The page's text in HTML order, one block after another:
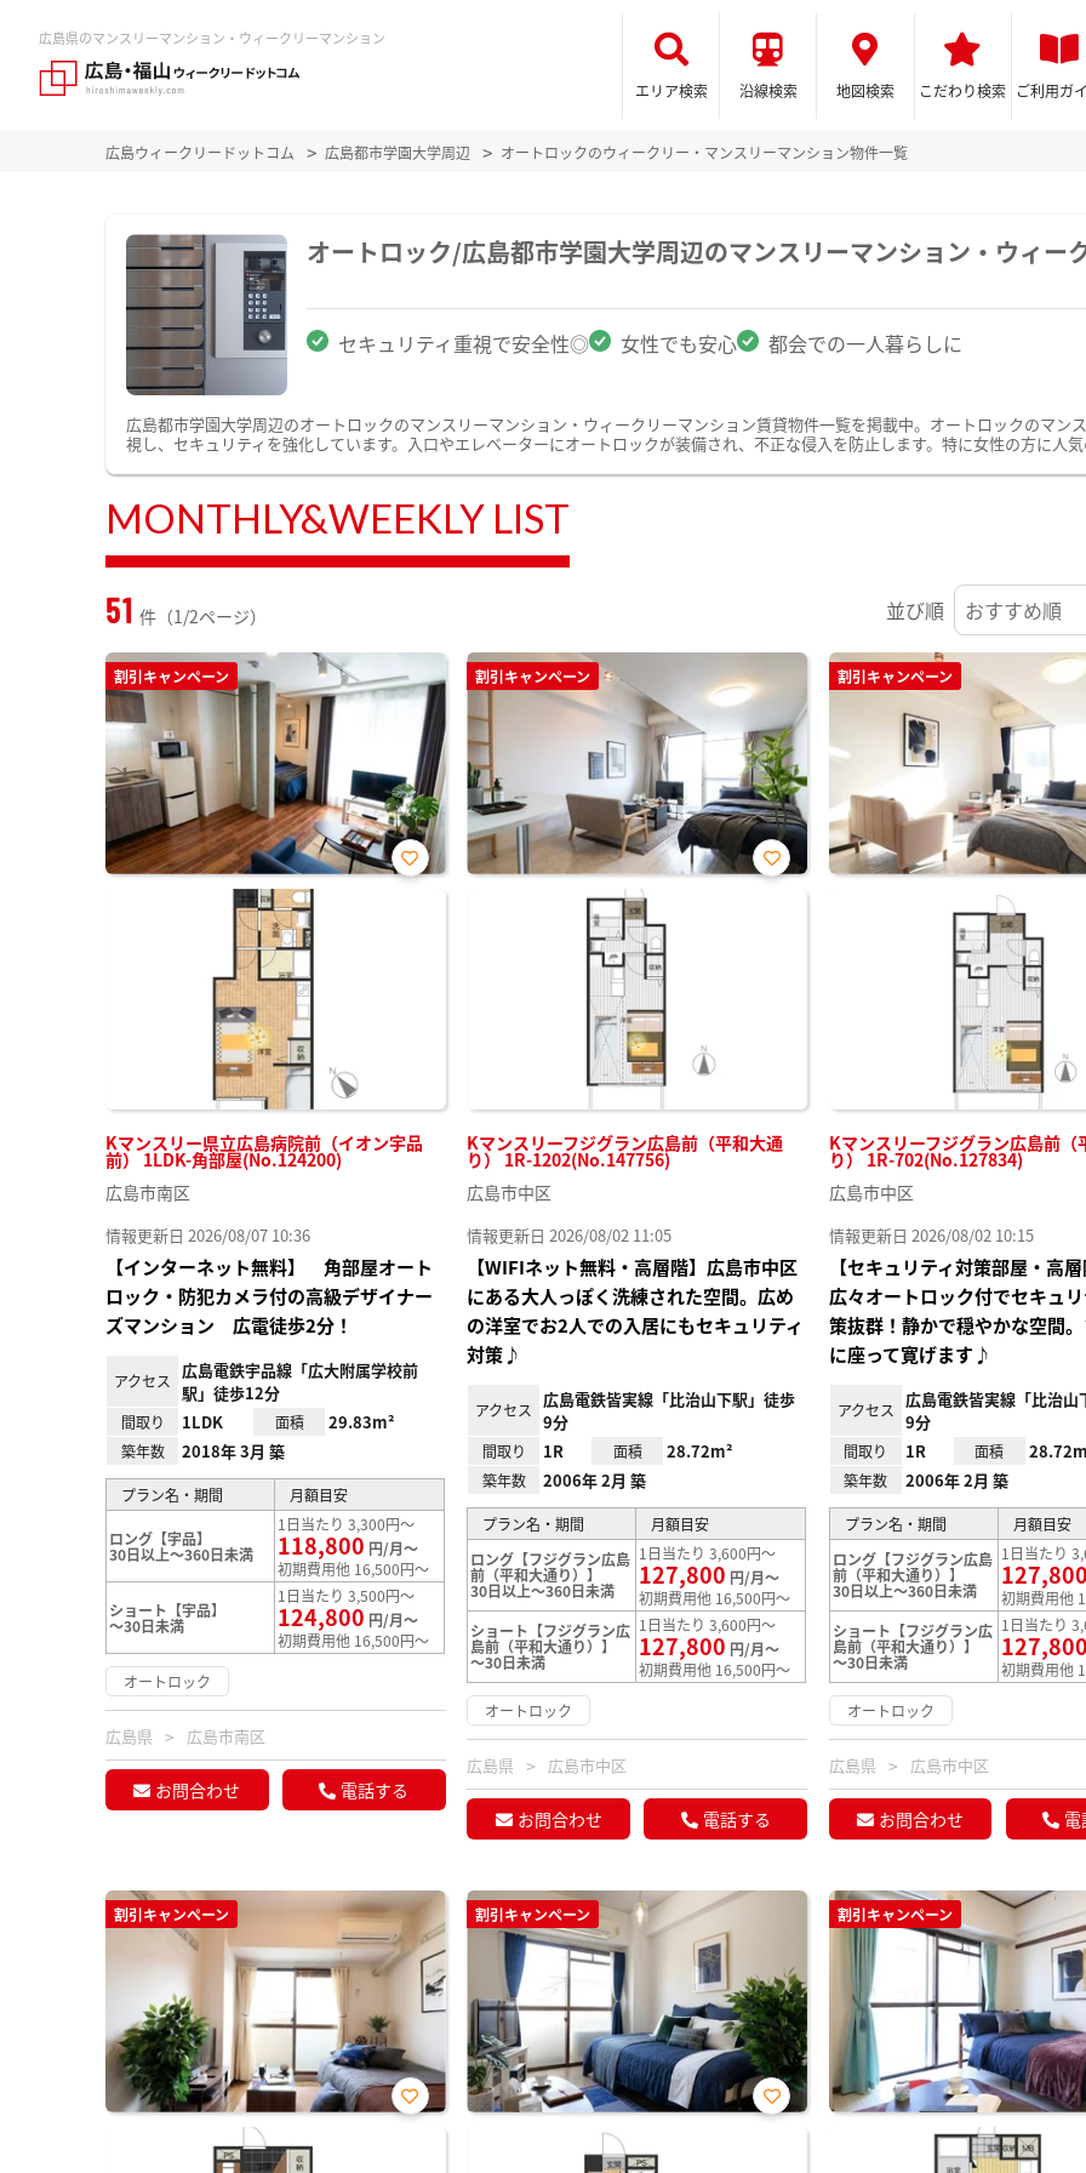
広島県のマンスリーマンション・ウィークリーマンション
エリア検索 沿線検索 地図検索 こだわり検索 ご利用ガ
広島ウィークリードットコム 広島都市学園大学周辺 オートロックのウィークリー・マンスリーマンション物件一覧
オートロック/広島都市学園大学周辺のマンスリーマンション・ウィー
セキュリティ重視で安全性◎ 女性でも安心 都会での一人暮らしに
広島都市学園大学周辺のオートロックのマンスリーマンション・ウィークリーマンション賃貸物件一覧を掲載中。オートロックのマン
視し、セキュリティを強化しています。入口やエレベーターにオートロックが装備され、不正な侵入を防止します。特に女性の方に人
MONTHLY&WEEKLY LIST
51 件（1/2ページ） 並び順
割引キャンペーン
Kマンスリー県立広島病院前（イオン宇品
前） 1LDK-角部屋(No.124200)
お気
広島市南区
情報更新日 2026/08/07 10:36
【インターネット無料】 角部屋オート
ロック・防犯カメラ付の高級デザイナー
ズマンション 広電徒歩2分！
アクセス
広島電鉄宇品線「広大附属学校前
駅」徒歩12分
間取り 1LDK 面積 29.83m²
築年数 2018年 3月 築
プラン名・期間 月額目安
ロング【宇品】
30日以上～360日未満
1日当たり 3,300円～
118,800 円/月～
初期費用他 16,500円～
ショート【宇品】
～30日未満
1日当たり 3,500円～
124,800 円/月～
初期費用他 16,500円～
オートロック
広島県 広島市南区
お問合わせ 電話する
割引キャンペーン
Kマンスリーフジグラン広島前（平和大通
り） 1R-1202(No.147756)
お気
広島市中区
情報更新日 2026/08/02 11:05
【WIFIネット無料・高層階】広島市中区
にある大人っぽく洗練された空間。広め
の洋室でお2人での入居にもセキュリティ
対策♪
アクセス
広島電鉄皆実線「比治山下駅」徒歩
9分
間取り 1R 面積 28.72m²
築年数 2006年 2月 築
プラン名・期間
月額目安
ロング【フジグラン広島
前（平和大通り）】
30日以上～360日未満
1日当たり 3,600円～
127,800 円/月～
初期費用他 16,500円～
ショート【フジグラン広
島前（平和大通り）】
～30日未満
1日当たり 3,600円～
127,800 円/月～
初期費用他 16,500円～
オートロック
広島県 広島市中区
お問合わせ 電話する
割引キャンペーン
Kマンスリーフジグラン広島前（
り） 1R-702(No.127834)
広島市中区
情報更新日 2026/08/02 10:15
【セキュリティ対策部屋・高
広々オートロック付でセキュ
策抜群！静かで穏やかな空間
に座って寛げます♪
アクセス
広島電鉄皆実線「比治山
9分
間取り 1R 面積
築年数 2006年 2月 築
プラン名・期間
月額目安
ロング【フジグラン広島
前（平和大通り）】
30日以上～360日未満
1日当たり
初期費用他
ショート【フジグラン広
島前（平和大通り）】
～30日未満
1日当たり
初期費用他
オートロック
広島県 広島市中区
お問合わせ
割引キャンペーン
お気
割引キャンペーン
お気
割引キャンペーン